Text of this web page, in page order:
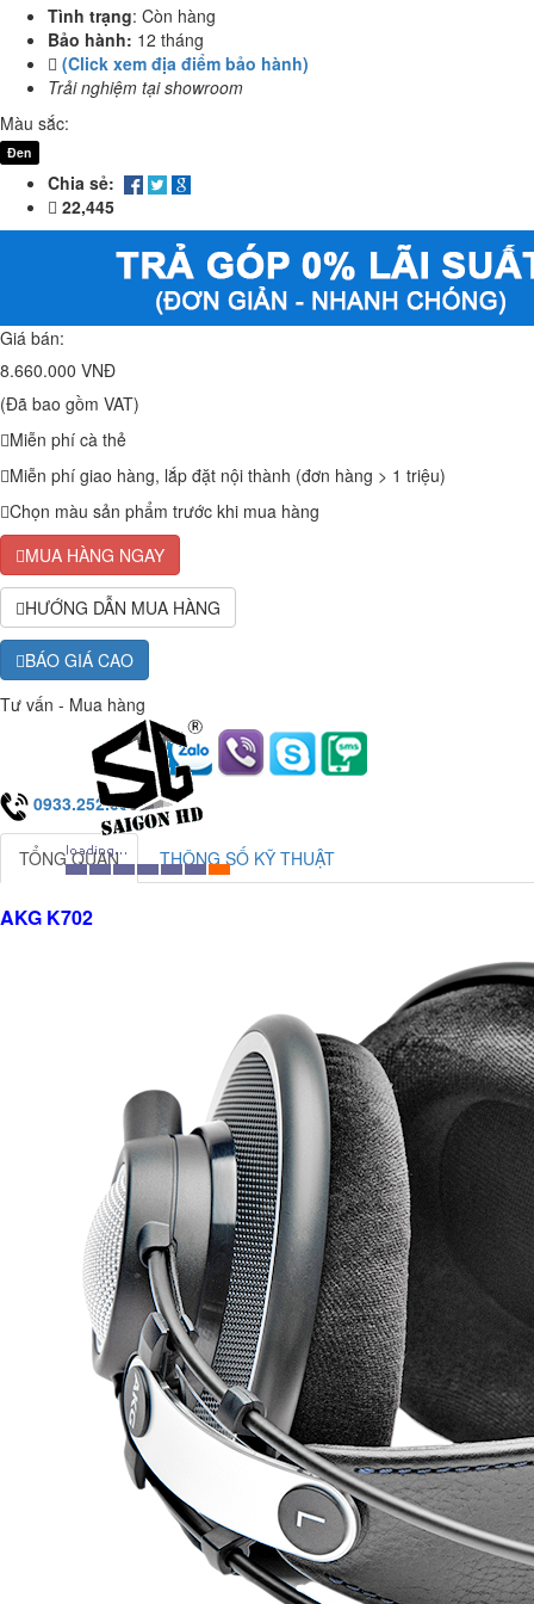
Tình trạng: Còn hàng
Bảo hành: 12 tháng
(Click xem địa điểm bảo hành)
Trải nghiệm tại showroom
Màu sắc:
Đen
Chia sẻ:
22,445
Giá bán:
8.660.000 VNĐ
(Đã bao gồm VAT)
Miễn phí cà thẻ
Miễn phí giao hàng, lắp đặt nội thành (đơn hàng > 1 triệu)
Chọn màu sản phẩm trước khi mua hàng
MUA HÀNG NGAY
HƯỚNG DẪN MUA HÀNG
BÁO GIÁ CAO
Tư vấn - Mua hàng
0933.252.606
TỔNG QUAN THÔNG SỐ KỸ THUẬT
AKG K702